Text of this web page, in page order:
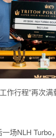
作行程”再次满
场NLH Turbo